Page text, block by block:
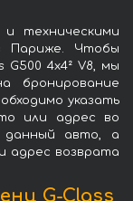
техническими
Париже. Чтобы
G500 4x4² V8, мы
бронирование
указать
или адрес во
данный авто, а
адрес возврата
G-Class